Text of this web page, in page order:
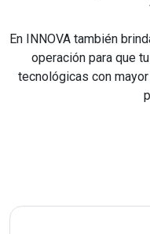
En INNOVA también
operación para que
tecnológicas con